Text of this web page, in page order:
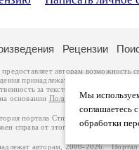
Мы
соглашаетесь
обработки
Рецензии
авторам возможность
принадлежат авторам и
за тексты произведений
основании Политики обработки
портала Стихи.ру – порядка
справа от этого текста. В каждой
авторам, 2000-2026. Портал